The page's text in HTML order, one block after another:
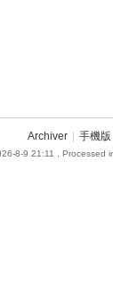
Archiver 手機版
8-9 21:11 , Processed